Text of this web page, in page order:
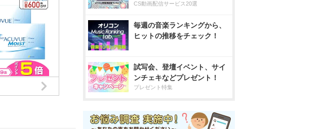
CS動画配信サービス20選
毎週の音楽ランキングから、
ヒットの推移をチェック！
試写会、登壇イベント、サイ
ンチェキなどプレゼント！
プレゼント特集